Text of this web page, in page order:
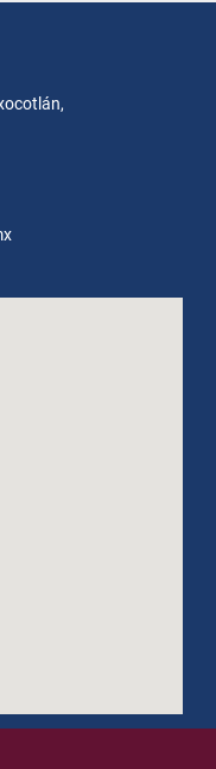
google map in website